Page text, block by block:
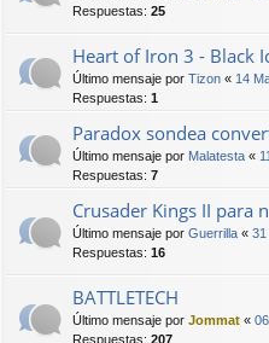
Respuestas: 25
Heart of Iron 3 - Black
Último mensaje por Tizon « 14
Respuestas: 1
Paradox sondea
Último mensaje por Malatesta «
Respuestas: 7
Crusader Kings II para
Último mensaje por Guerrilla « 31
Respuestas: 16
BATTLETECH
Último mensaje por Jommat «
Respuestas: 207